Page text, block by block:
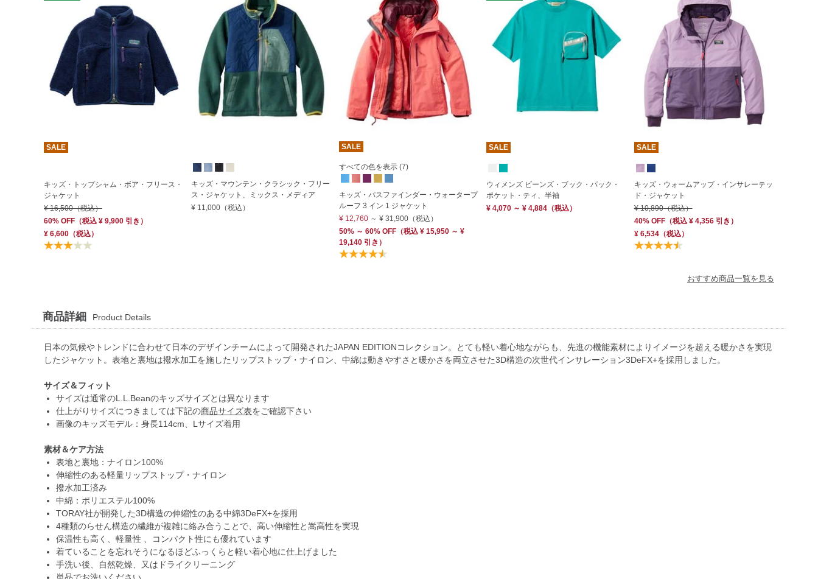
SALE
キッズ・トップシャム・ボア・フリース・
ジャケット
¥ 16,500（税込）
60% OFF （税込 ¥ 9,900 引き）
¥ 6,600 （税込）
キッズ・マウンテン・クラシック・フリー
ス・ジャケット、ミックス・メディア
¥ 11,000 （税込）
SALE
すべての色を表示 (7)
キッズ・パスファインダー・ウォータープ
ルーフ 3 イン 1 ジャケット
¥ 12,760～ ¥ 31,900（税込）
50% ～ 60% OFF（税込 ¥ 15,950 ～ ¥
19,140 引き）
SALE
ウィメンズ ビーンズ・ブック・パック・
ポケット・ティ、半袖
¥ 4,070 ～ ¥ 4,884 （税込）
SALE
キッズ・ウォームアップ・インサレーテッ
ド・ジャケット
¥ 10,890（税込）
40% OFF（税込 ¥ 4,356引き）
¥ 6,534（税込）
おすすめ商品一覧を見る
商品詳細 Product Details
日本の気候やトレンドに合わせて日本のデザインチームによって開発されたJAPAN EDITIONコレクション。とても軽い着心地ながらも、先進の機能素材によりイメージを超える暖かさを実現
したジャケット。表地と裏地は撥水加工を施したリップストップ・ナイロン、中綿は動きやすさと暖かさを両立させた3D構造の次世代インサレーション3DeFX+を採用しました。
サイズ＆フィット
サイズは通常のL.L.Beanのキッズサイズとは異なります
仕上がりサイズにつきましては下記の商品サイズ表をご確認下さい
画像のキッズモデル：身長114cm、Lサイズ着用
素材＆ケア方法
表地と裏地：ナイロン100%
伸縮性のある軽量リップストップ・ナイロン
撥水加工済み
中綿：ポリエステル100%
TORAY社が開発した3D構造の伸縮性のある中綿3DeFX+を採用
4種類のらせん構造の繊維が複雑に絡み合うことで、高い伸縮性と嵩高性を実現
保温性も高く、軽量性 、コンパクト性にも優れています
着ていることを忘れそうになるほどふっくらと軽い着心地に仕上げました
手洗い後、自然乾燥、又はドライクリーニング